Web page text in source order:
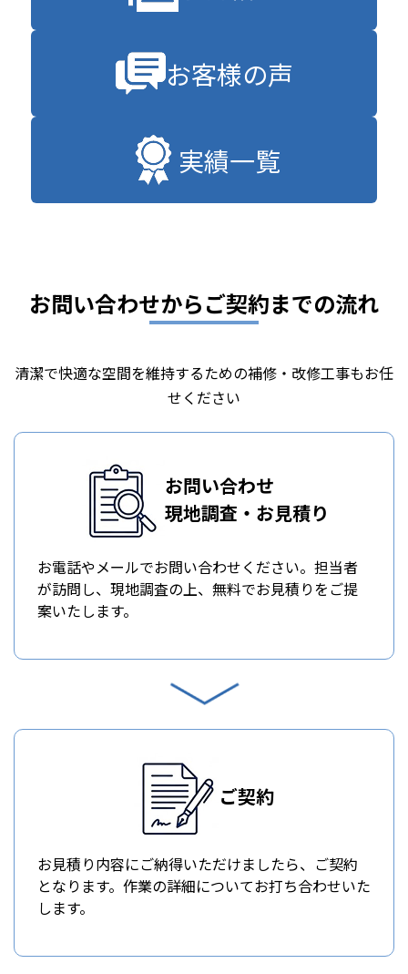
お客様の声
実績一覧
お問い合わせからご契約までの流れ
清潔で快適な空間を維持するための補修・改修工事もお任
せください
お問い合わせ
現地調査・お見積り
お電話やメールでお問い合わせください。担当者
が訪問し、現地調査の上、無料でお見積りをご提
案いたします。
ご契約
お見積り内容にご納得いただけましたら、ご契約
となります。作業の詳細についてお打ち合わせいた
します。